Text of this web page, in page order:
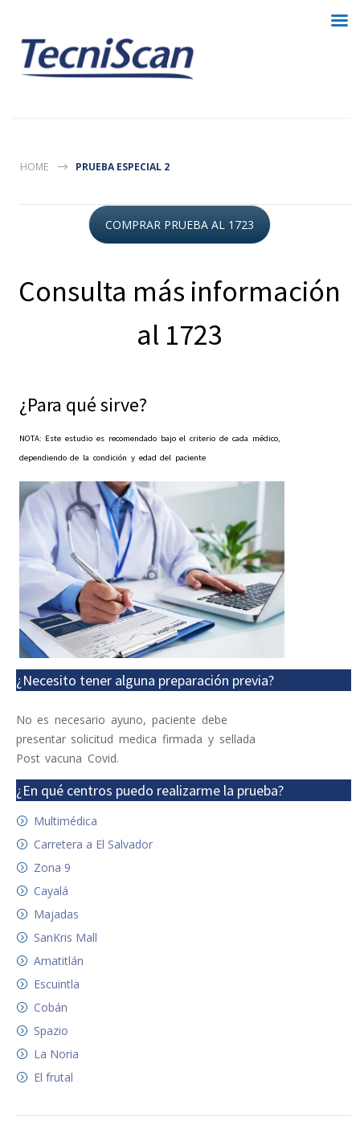
HOME PRUEBA ESPECIAL 2
COMPRAR PRUEBA AL 1723
Consulta más información
al 1723
¿Para qué sirve?
NOTA: Este estudio es recomendado bajo el criterio de cada médico,
dependiendo de la condición y edad del paciente
¿Necesito tener alguna preparación previa?
No es necesario ayuno, paciente debe
presentar solicitud medica firmada y sellada
Post vacuna Covid.
¿En qué centros puedo realizarme la prueba?
Multimédica
Carretera a El Salvador
Zona 9
Cayalá
Majadas
SanKris Mall
Amatitlán
Escuintla
Cobán
Spazio
La Noria
El frutal